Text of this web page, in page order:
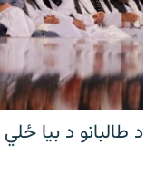
د طالبانو د بیا